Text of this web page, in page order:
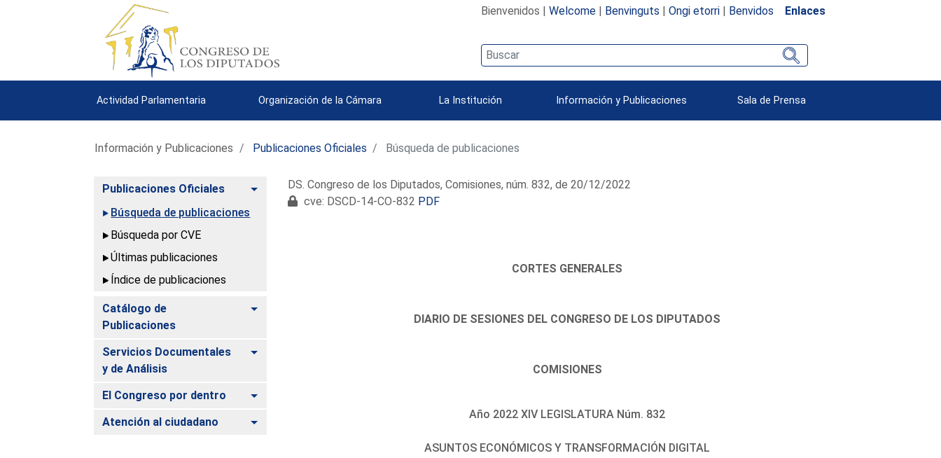
Bienvenidos | Welcome| Benvinguts | Ongi etorri| Benvidos Enlaces
Actividad Parlamentaria Organización de la Cámara La Institución Información y Publicaciones Sala de Prensa
Información y Publicaciones Publicaciones Oficiales Búsqueda de publicaciones
Publicaciones Oficiales
Alternar
Búsqueda de publicaciones
Búsqueda por CVE
Últimas publicaciones
Índice de publicaciones
Catálogo de
Publicaciones
Alternar
Servicios Documentales
y de Análisis
Alternar
El Congreso por dentro Alternar
Atención al ciudadano Alternar
DS. Congreso de los Diputados, Comisiones, núm. 832, de 20/12/2022
cve: DSCD-14-CO-832 PDF
CORTES GENERALES
DIARIO DE SESIONES DEL CONGRESO DE LOS DIPUTADOS
COMISIONES
Año 2022 XIV LEGISLATURA Núm. 832
ASUNTOS ECONÓMICOS Y TRANSFORMACIÓN DIGITAL